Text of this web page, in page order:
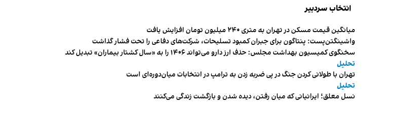
انتخاب سردبیر
میانگین قیمت مسکن در تهران به متری ۲۴۰ میلیون تومان افزایش یافت
واشینگتن‌پست: پنتاگون برای جبران کمبود تسلیحات، شرکت‌های دفاعی را تحت فشار گذاشت
سخنگوی کمیسیون بهداشت مجلس: حذف ارز دارو می‌تواند ۱۴۰۶ را به «سال کشتار بیماران» تبدیل کند
تحلیل
تهران با طولانی کردن جنگ در پی ضربه زدن به ترامپ در انتخابات میان‌دوره‌ای است
تحلیل
نسل معلق؛ ایرانیانی که میان رفتن، دیده شدن و بازگشت زندگی می‌کنند